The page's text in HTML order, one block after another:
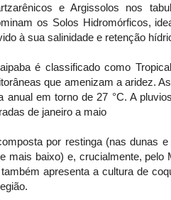
e Argissolos nos
os Solos Hidromórficos,
à sua salinidade e retenção
é classificado como
que amenizam a aridez.
anual em torno de 27 °C. A
de janeiro a maio
por restinga (nas dunas
mais baixo) e, crucialmente, pelo
apresenta a cultura de